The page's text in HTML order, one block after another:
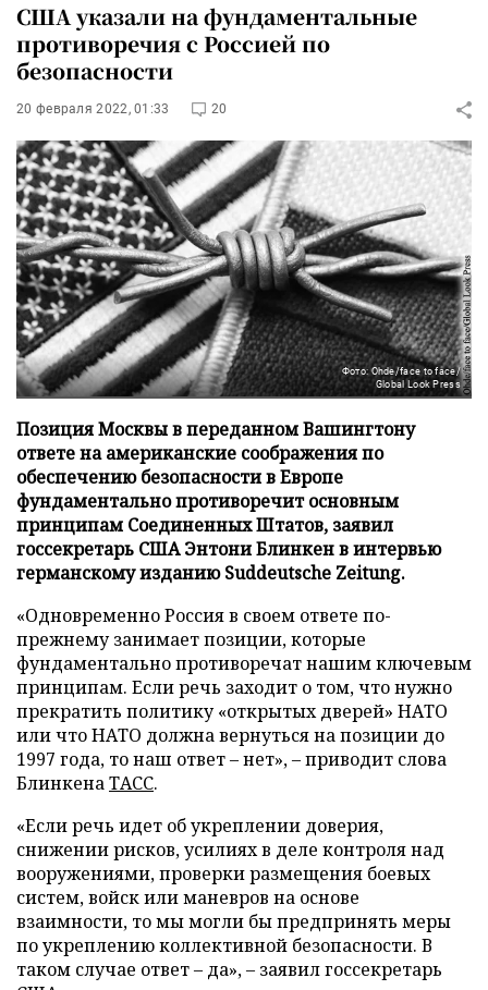
США указали на фундаментальные
противоречия с Россией по
безопасности
20 февраля 2022, 01:33 20
Фото: Ohde/face to face/
Global Look Press
Позиция Москвы в переданном Вашингтону
ответе на американские соображения по
обеспечению безопасности в Европе
фундаментально противоречит основным
принципам Соединенных Штатов, заявил
госсекретарь США Энтони Блинкен в интервью
германскому изданию Suddeutsche Zeitung.
«Одновременно Россия в своем ответе по-
прежнему занимает позиции, которые
фундаментально противоречат нашим ключевым
принципам. Если речь заходит о том, что нужно
прекратить политику «открытых дверей» НАТО
или что НАТО должна вернуться на позиции до
1997 года, то наш ответ – нет», – приводит слова
БлинкенаТАСС.
«Если речь идет об укреплении доверия,
снижении рисков, усилиях в деле контроля над
вооружениями, проверки размещения боевых
систем, войск или маневров на основе
взаимности, то мы могли бы предпринять меры
по укреплению коллективной безопасности. В
таком случае ответ – да», – заявил госсекретарь